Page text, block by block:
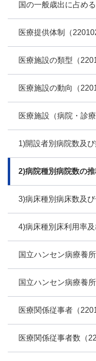
国の一般歳出に占め
医療提供体制（
医療施設の類型（
医療施設の動向（
医療施設（病院・診
1)開設者別病院数及
2)病院種別病院数の推
3)病床種別病床数及
4)病床種別床利用率
国立ハンセン病療養
国立ハンセン病療養
医療関係従事者（
医療関係従事者数（